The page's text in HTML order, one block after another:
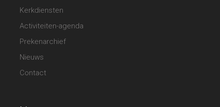
Kerkdiensten
Activiteiten-agenda
Prekenarchief
Nieuws
Contact